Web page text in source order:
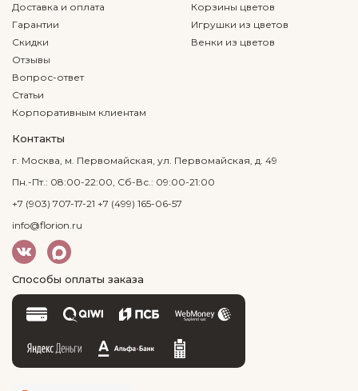
Доставка и оплата
Гарантии
Скидки
Отзывы
Вопрос-ответ
Статьи
Корпоративным клиентам
Корзины цветов
Игрушки из цветов
Венки из цветов
Контакты
г. Москва, м. Первомайская, ул. Первомайская, д. 49
Пн.-Пт.: 08:00-22:00, Сб-Вс.: 09:00-21:00
+7 (903) 707-17-21 +7 (499) 165-06-57
info@florion.ru
Способы оплаты заказа